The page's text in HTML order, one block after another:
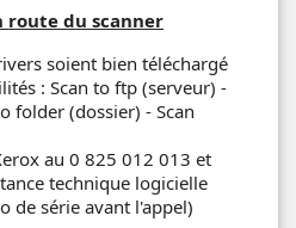
route du scanner
soient bien téléchargé
: Scan to ftp (serveur) -
folder (dossier) - Scan
au 0 825 012 013 et
technique logicielle
de série avant l'appel)